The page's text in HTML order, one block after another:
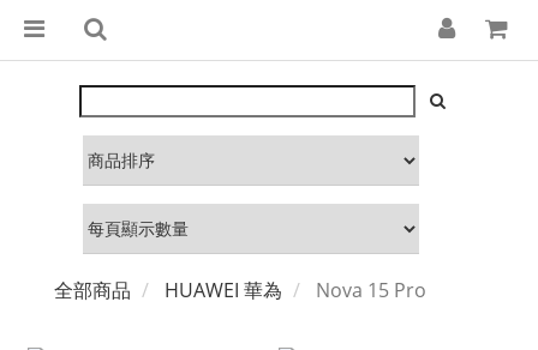
全部商品 HUAWEI 華為 Nova 15 Pro